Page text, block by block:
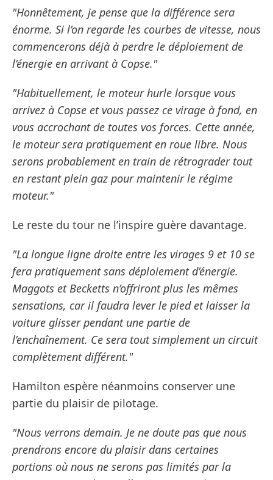
"Honnêtement, je pense que la différence sera
énorme. Si l’on regarde les courbes de vitesse, nous
commencerons déjà à perdre le déploiement de
l’énergie en arrivant à Copse."
"Habituellement, le moteur hurle lorsque vous
arrivez à Copse et vous passez ce virage à fond, en
vous accrochant de toutes vos forces. Cette année,
le moteur sera pratiquement en roue libre. Nous
serons probablement en train de rétrograder tout
en restant plein gaz pour maintenir le régime
moteur."
Le reste du tour ne l’inspire guère davantage.
"La longue ligne droite entre les virages 9 et 10 se
fera pratiquement sans déploiement d’énergie.
Maggots et Becketts n’offriront plus les mêmes
sensations, car il faudra lever le pied et laisser la
voiture glisser pendant une partie de
l’enchaînement. Ce sera tout simplement un circuit
complètement différent."
Hamilton espère néanmoins conserver une
partie du plaisir de pilotage.
"Nous verrons demain. Je ne doute pas que nous
prendrons encore du plaisir dans certaines
portions où nous ne serons pas limités par la